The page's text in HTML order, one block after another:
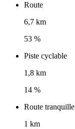
Route
6,7 km
53 %
Piste cyclable
1,8 km
14 %
Route tranquille
1 km